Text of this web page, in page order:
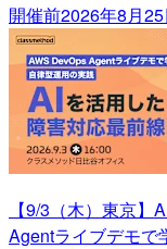
開催前2026年8月
【9/3（木）東京
Agentライブデモで